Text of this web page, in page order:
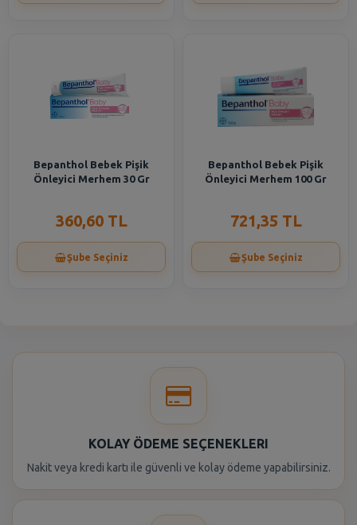
Bepanthol Bebek Pişik
Önleyici Merhem 30 Gr
360,60 TL
Şube Seçiniz
Bepanthol Bebek Pişik
Önleyici Merhem 100 Gr
721,35 TL
Şube Seçiniz
KOLAY ÖDEME SEÇENEKLERI
Nakit veya kredi kartı ile güvenli ve kolay ödeme yapabilirsiniz.